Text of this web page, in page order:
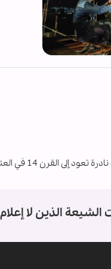
14 في العتبة العلويّة المقدّسة
الذين لا